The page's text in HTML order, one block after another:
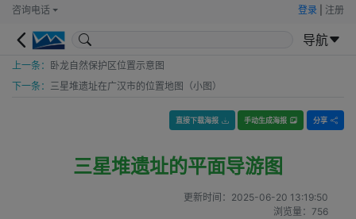
咨询电话 登录 注册
导航
上一条：
卧龙自然保护区位置示意图
下一条： 三星堆遗址在广汉市的位置地图（小图）
直接下载海报 手动生成海报 分享
三星堆遗址的平面导游图
更新时间： 2025-06-20 13:19:50
浏览量： 756